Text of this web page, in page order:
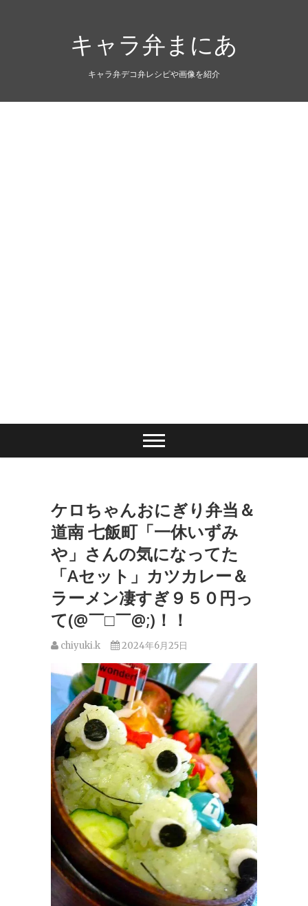
キャラ弁まにあ
キャラ弁デコ弁レシピや画像を紹介
ケロちゃんおにぎり弁当＆
道南 七飯町「一休いずみ
や」さんの気になってた
「Aセット」カツカレー＆
ラーメン凄すぎ９５０円っ
て(@￣□￣@;)！！
chiyuki.k 2024年6月25日